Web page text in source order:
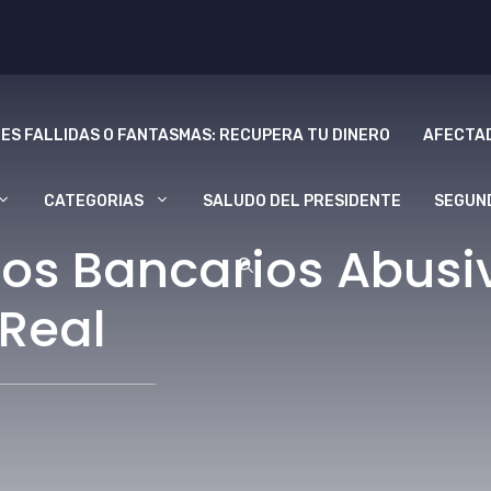
FALLIDAS O FANTASMAS: RECUPERA TU DINERO
CATEGORIAS SALUDO DEL PRESIDENTE
Bancarios